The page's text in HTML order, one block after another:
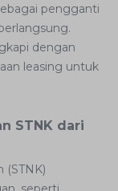
pengganti
dengan
leasing untuk
STNK dari
(STNK)